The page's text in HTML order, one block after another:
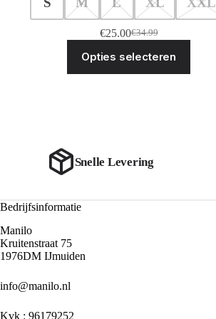
€34.99
Oorspronkelijke
prijs
was:
€34.99.
€25.00Huidige
prijs
is:
€25.00.
Opties selecteren
Snelle Levering
Bedrijfsinformatie
Manilo
Kruitenstraat 75
1976DM IJmuiden
info@manilo.nl
Kvk : 96179252